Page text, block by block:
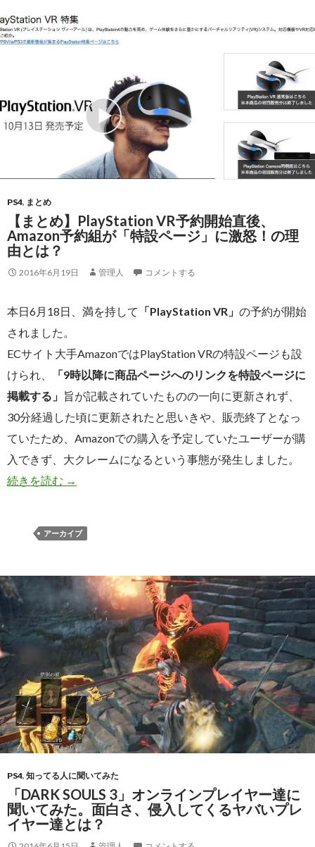
PS4, まとめ
【まとめ】PlayStation VR予約開始直後、
Amazon予約組が「特設ページ」に激怒！の理
由とは？
2016年6月19日 管理人 コメントする
本日6月18日、満を持して 「PlayStation VR」 の予約が開始
されました。
ECサイト大手AmazonではPlayStation VRの特設ページも設
けられ、
「9時以降に商品ページへのリンクを特設ページに
掲載する」 旨が記載されていたものの一向に更新されず、
30分経過した頃に更新されたと思いきや、販売終了となっ
ていたため、Amazonでの購入を予定していたユーザーが購
入できず、大クレームになるという事態が発生しました。
続きを読む 【まとめ】PlayStation VR予約開始直後、
→
アーカイブ
PS4, 知ってる人に聞いてみた
「DARK SOULS 3」オンラインプレイヤー達に
聞いてみた。面白さ、侵入してくるヤバいプレ
イヤー達とは？